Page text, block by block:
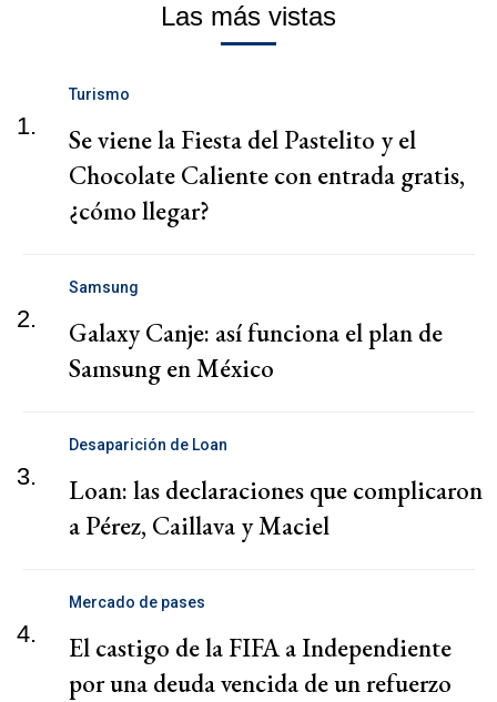
Las más vistas
1.
Turismo
Se viene la Fiesta del Pastelito y el
Chocolate Caliente con entrada gratis,
¿cómo llegar?
2.
Samsung
Galaxy Canje: así funciona el plan de
Samsung en México
3.
Desaparición de Loan
Loan: las declaraciones que complicaron
a Pérez, Caillava y Maciel
4.
Mercado de pases
El castigo de la FIFA a Independiente
por una deuda vencida de un refuerzo